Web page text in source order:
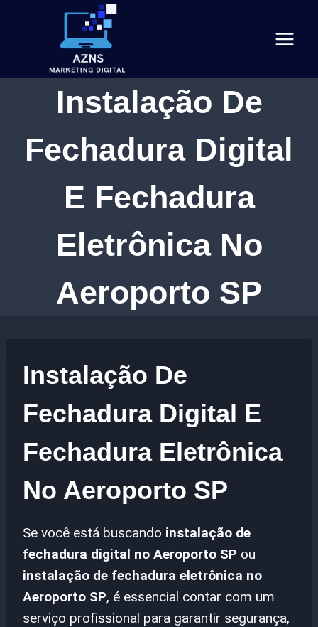
Conteúdo
Instalação De
Fechadura Digital
E Fechadura
Eletrônica No
Aeroporto SP
Instalação De
Fechadura Digital E
Fechadura Eletrônica
No Aeroporto SP
Se você está buscando instalação de
fechadura digital no Aeroporto SP ou
instalação de fechadura eletrônica no
Aeroporto SP, é essencial contar com um
serviço profissional para garantir segurança,